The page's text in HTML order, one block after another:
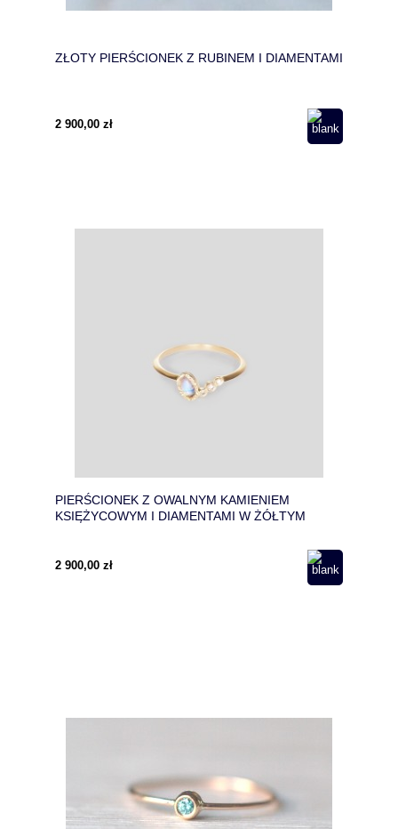
ZŁOTY PIERŚCIONEK Z RUBINEM I DIAMENTAMI
2 900,00 zł
PIERŚCIONEK Z OWALNYM KAMIENIEM
KSIĘŻYCOWYM I DIAMENTAMI W ŻÓŁTYM
2 900,00 zł